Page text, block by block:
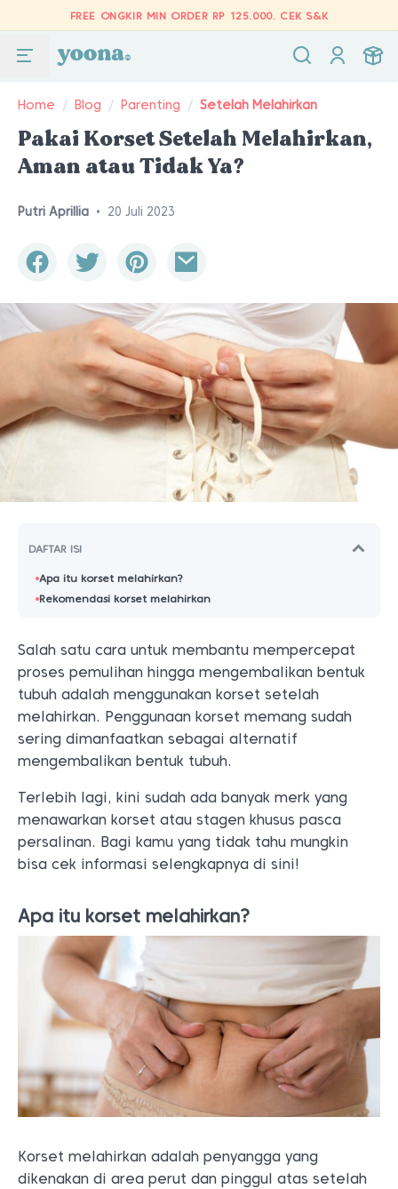
FREE ONGKIR MIN ORDER RP 125.000. CEK S&K
Home / Blog / Parenting / Setelah Melahirkan
Pakai Korset Setelah Melahirkan,
Aman atau Tidak Ya?
Putri Aprillia • 20 Juli 2023
DAFTAR ISI
Apa itu korset melahirkan?
Rekomendasi korset melahirkan
Salah satu cara untuk membantu mempercepat
proses pemulihan hingga mengembalikan bentuk
tubuh adalah menggunakan korset setelah
melahirkan. Penggunaan korset memang sudah
sering dimanfaatkan sebagai alternatif
mengembalikan bentuk tubuh.
Terlebih lagi, kini sudah ada banyak merk yang
menawarkan korset atau stagen khusus pasca
persalinan. Bagi kamu yang tidak tahu mungkin
bisa cek informasi selengkapnya di sini!
Apa itu korset melahirkan?
Korset melahirkan adalah penyangga yang
dikenakan di area perut dan pinggul atas setelah